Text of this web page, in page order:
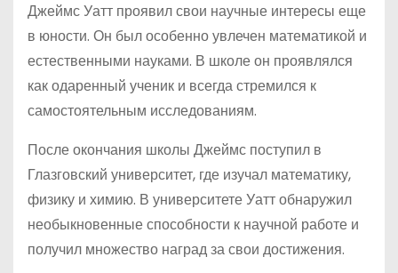
Джеймс Уатт проявил свои научные интересы еще
в юности. Он был особенно увлечен математикой и
естественными науками. В школе он проявлялся
как одаренный ученик и всегда стремился к
самостоятельным исследованиям.
После окончания школы Джеймс поступил в
Глазговский университет, где изучал математику,
физику и химию. В университете Уатт обнаружил
необыкновенные способности к научной работе и
получил множество наград за свои достижения.